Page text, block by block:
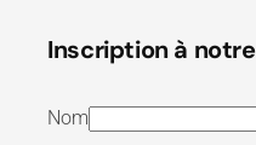
Inscription à
Nom